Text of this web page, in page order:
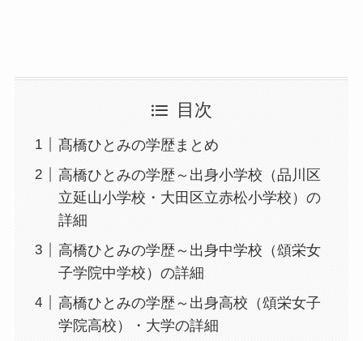
目次
髙橋ひとみの学歴まとめ
高橋ひとみの学歴～出身小学校（品川区
立延山小学校・大田区立赤松小学校）の
詳細
高橋ひとみの学歴～出身中学校（頌栄女
子学院中学校）の詳細
高橋ひとみの学歴～出身高校（頌栄女子
学院高校）・大学の詳細